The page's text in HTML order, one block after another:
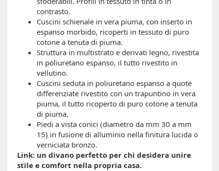
contrasto.
Cuscini schienale in vera piuma, con inserto in
espanso morbido, ricoperti in tessuto di puro
cotone a tenuta di piuma.
Struttura in multistrato e derivati legno, rivestita
in poliuretano espanso, il tutto rivestito in
vellutino.
Cuscini seduta in poliuretano espanso a quote
differenziate rivestito con un trapuntino in vera
piuma, il tutto ricoperto di puro cotone a tenuta
di piuma.
Piedi a vista conici (diametro da mm 30 a mm
15) in fusione di alluminio nella finitura lucida o
verniciata bronzo.
Link: un divano perfetto per chi desidera unire
stile e comfort nella propria casa.